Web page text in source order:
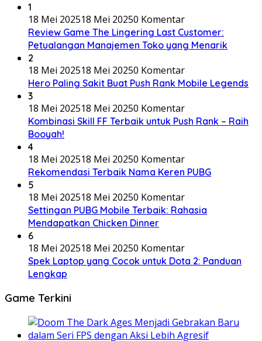
1
18 Mei 202518 Mei 20250 Komentar
Review Game The Lingering Last Customer:
Petualangan Manajemen Toko yang Menarik
2
18 Mei 202518 Mei 20250 Komentar
Hero Paling Sakit Buat Push Rank Mobile Legends
3
18 Mei 202518 Mei 20250 Komentar
Kombinasi Skill FF Terbaik untuk Push Rank – Raih
Booyah!
4
18 Mei 202518 Mei 20250 Komentar
Rekomendasi Terbaik Nama Keren PUBG
5
18 Mei 202518 Mei 20250 Komentar
Settingan PUBG Mobile Terbaik: Rahasia
Mendapatkan Chicken Dinner
6
18 Mei 202518 Mei 20250 Komentar
Spek Laptop yang Cocok untuk Dota 2: Panduan
Lengkap
Game Terkini